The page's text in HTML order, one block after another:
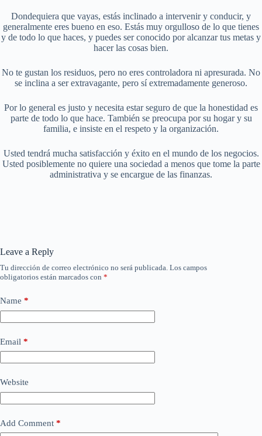
Dondequiera que vayas, estás inclinado a intervenir y conducir, y
generalmente eres bueno en eso. Estás muy orgulloso de lo que tienes
y de todo lo que haces, y puedes ser conocido por alcanzar tus metas y
hacer las cosas bien.
No te gustan los residuos, pero no eres controladora ni apresurada. No
se inclina a ser extravagante, pero sí extremadamente generoso.
Por lo general es justo y necesita estar seguro de que la honestidad es
parte de todo lo que hace. También se preocupa por su hogar y su
familia, e insiste en el respeto y la organización.
Usted tendrá mucha satisfacción y éxito en el mundo de los negocios.
Usted posiblemente no quiere una sociedad a menos que tome la parte
administrativa y se encargue de las finanzas.
Leave a Reply
Tu dirección de correo electrónico no será publicada. Los campos
obligatorios están marcados con *
Name *
Email *
Website
Add Comment *